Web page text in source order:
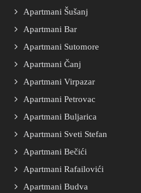
Apartmani Šušanj
Apartmani Bar
Apartmani Sutomore
Apartmani Čanj
Apartmani Virpazar
Apartmani Petrovac
Apartmani Buljarica
Apartmani Sveti Stefan
Apartmani Bečići
Apartmani Rafailovići
Apartmani Budva